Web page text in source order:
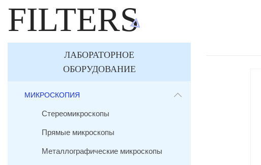
FILTERS
ЛАБОРАТОРНОЕ
ОБОРУДОВАНИЕ
МИКРОСКОПИЯ
Стереомикроскопы
Прямые микроскопы
Металлографические микроскопы